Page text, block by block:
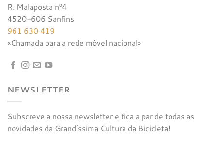
R. Malaposta nº4
4520-606 Sanfins
961 630 419
«Chamada para a rede móvel nacional»
NEWSLETTER
Subscreve a nossa newsletter e fica a par de todas as
novidades da Grandíssima Cultura da Bicicleta!